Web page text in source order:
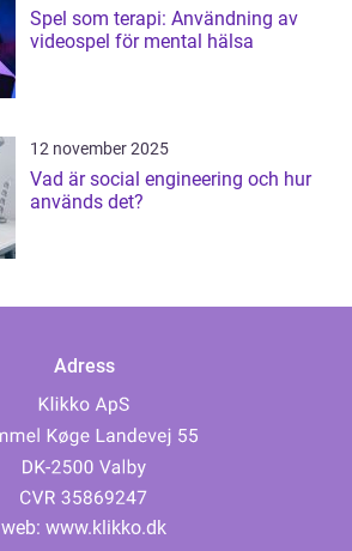
Spel som terapi: Användning av
videospel för mental hälsa
12 november 2025
Vad är social engineering och hur
används det?
Adress
web: www.klikko.dk